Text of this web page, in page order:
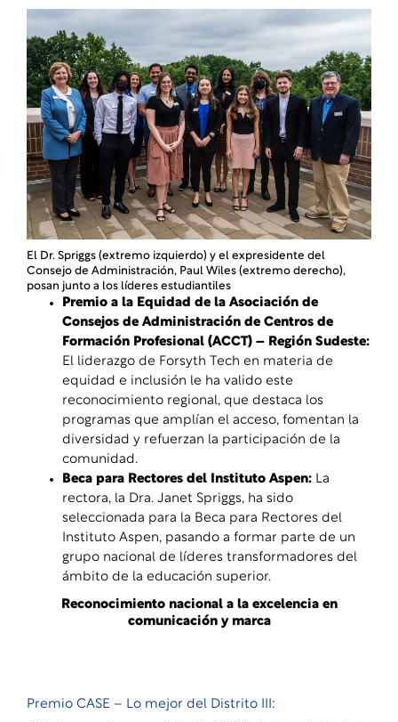
El Dr. Spriggs (extremo izquierdo) y el expresidente del
Consejo de Administración, Paul Wiles (extremo derecho),
posan junto a los líderes estudiantiles
Premio a la Equidad de la Asociación de
Consejos de Administración de Centros de
Formación Profesional (ACCT) – Región Sudeste:
El liderazgo de Forsyth Tech en materia de
equidad e inclusión le ha valido este
reconocimiento regional, que destaca los
programas que amplían el acceso, fomentan la
diversidad y refuerzan la participación de la
comunidad.
Beca para Rectores del Instituto Aspen: La
rectora, la Dra. Janet Spriggs, ha sido
seleccionada para la Beca para Rectores del
Instituto Aspen, pasando a formar parte de un
grupo nacional de líderes transformadores del
ámbito de la educación superior.
Reconocimiento nacional a la excelencia en
comunicación y marca
Premio CASE – Lo mejor del Distrito III :